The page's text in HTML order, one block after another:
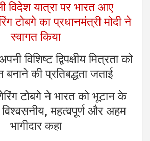
विदेश यात्रा पर भारत आए
टोबगे का प्रधानमंत्री मोदी ने
स्वागत किया
विशिष्‍ट द्विपक्षीय मित्रता को
की प्रतिबद्धता जताई
टोबगे ने भारत को भूटान के
महत्‍वपूर्ण और अहम
भागीदार कहा